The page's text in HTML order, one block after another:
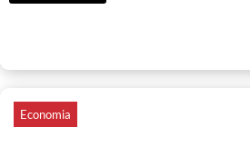
Economia